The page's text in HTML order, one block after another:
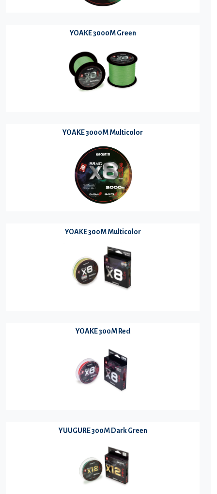
YOAKE 3000M Green
YOAKE 3000M Multicolor
YOAKE 300M Multicolor
YOAKE 300M Red
YUUGURE 300M Dark Green